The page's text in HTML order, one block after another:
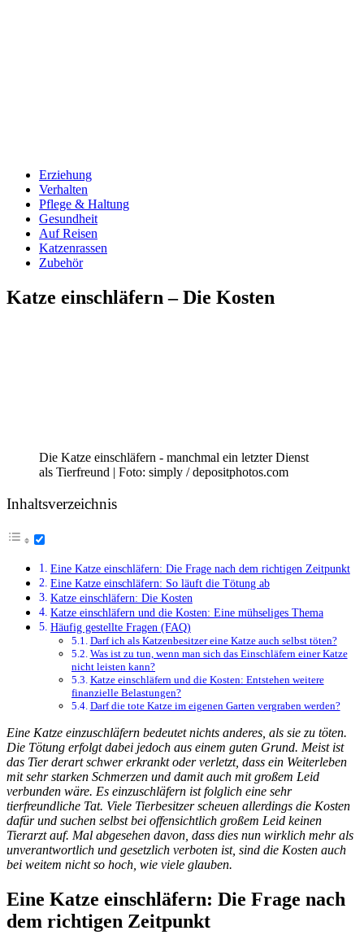
Erziehung
Verhalten
Pflege & Haltung
Gesundheit
Auf Reisen
Katzenrassen
Zubehör
Katze einschläfern – Die Kosten
Die Katze einschläfern - manchmal ein letzter Dienst
als Tierfreund | Foto: simply / depositphotos.com
Inhaltsverzeichnis
Eine Katze einschläfern: Die Frage nach dem richtigen Zeitpunkt
Eine Katze einschläfern: So läuft die Tötung ab
Katze einschläfern: Die Kosten
Katze einschläfern und die Kosten: Eine mühseliges Thema
Häufig gestellte Fragen (FAQ)
Darf ich als Katzenbesitzer eine Katze auch selbst töten?
Was ist zu tun, wenn man sich das Einschläfern einer Katze
nicht leisten kann?
Katze einschläfern und die Kosten: Entstehen weitere
finanzielle Belastungen?
Darf die tote Katze im eigenen Garten vergraben werden?
Eine Katze einzuschläfern bedeutet nichts anderes, als sie zu töten.
Die Tötung erfolgt dabei jedoch aus einem guten Grund. Meist ist
das Tier derart schwer erkrankt oder verletzt, dass ein Weiterleben
mit sehr starken Schmerzen und damit auch mit großem Leid
verbunden wäre. Es einzuschläfern ist folglich eine sehr
tierfreundliche Tat. Viele Tierbesitzer scheuen allerdings die Kosten
dafür und suchen selbst bei offensichtlich großem Leid keinen
Tierarzt auf. Mal abgesehen davon, dass dies nun wirklich mehr als
unverantwortlich und gesetzlich verboten ist, sind die Kosten auch
bei weitem nicht so hoch, wie viele glauben.
Eine Katze einschläfern: Die Frage nach
dem richtigen Zeitpunkt